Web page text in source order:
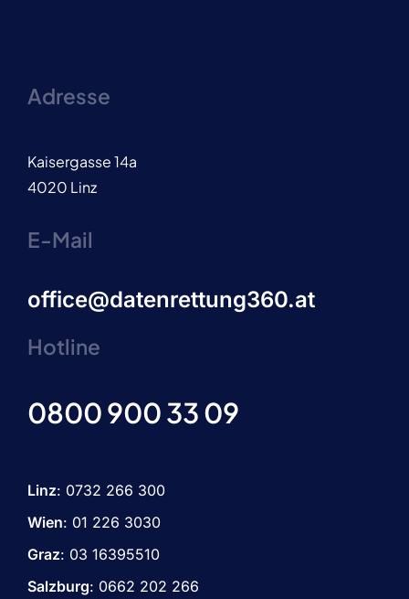
Adresse
Kaisergasse 14a
4020 Linz
E-Mail
office@datenrettung360.at
Hotline
0800 900 33 09
Linz: 0732 266 300
Wien: 01 226 3030
Graz: 03 16395510
Salzburg: 0662 202 266